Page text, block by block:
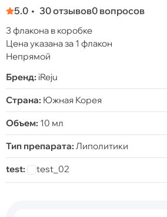
5.0 30 отзывов0 вопросов
3 флакона в коробке
Цена указана за 1 флакон
Непрямой
Бренд: iReju
Страна: Южная Корея
Объем: 10 мл
Тип препарата: Липолитики
test: test_02